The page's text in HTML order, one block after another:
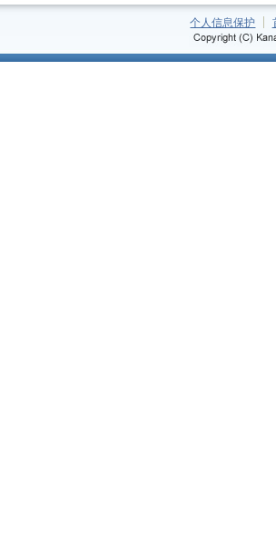
个人信息保护